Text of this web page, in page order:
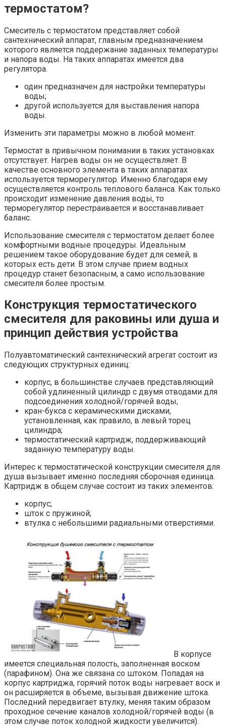
термостатом?
Смеситель с термостатом представляет собой
сантехнический аппарат, главным предназначением
которого является поддержание заданных температуры
и напора воды. На таких аппаратах имеется два
регулятора.
один предназначен для настройки температуры
воды;
другой используется для выставления напора
воды.
Изменить эти параметры можно в любой момент.
Термостат в привычном понимании в таких установках
отсутствует. Нагрев воды он не осуществляет. В
качестве основного элемента в таких аппаратах
используется терморегулятор. Именно благодаря ему
осуществляется контроль теплового баланса. Как только
происходит изменение давления воды, то
терморегулятор перестраивается и восстанавливает
баланс.
Использование смесителя с термостатом делает более
комфортными водные процедуры. Идеальным
решением такое оборудование будет для семей, в
которых есть дети. В этом случае прием водных
процедур станет безопасным, а само использование
смесителя более простым.
Конструкция термостатического
смесителя для раковины или душа и
принцип действия устройства
Полуавтоматический сантехнический агрегат состоит из
следующих структурных единиц:
корпус, в большинстве случаев представляющий
собой удлиненный цилиндр с двумя отводами для
подсоединения холодной/горячей воды;
кран-букса с керамическими дисками,
установленная, как правило, в левый торец
цилиндра;
термостатический картридж, поддерживающий
заданную температуру воды.
Интерес к термостатической конструкции смесителя для
душа вызывает именно последняя сборочная единица.
Картридж в общем случае состоит из таких элементов:
корпус;
шток с пружиной;
втулка с небольшими радиальными отверстиями.
В корпусе
имеется специальная полость, заполненная воском
(парафином). Она же связана со штоком. Попадая на
корпус картриджа, горячий поток воды нагревает воск и
он расширяется в объеме, вызывая движение штока.
Последний передвигает втулку, меняя таким образом
проходное сечение каналов холодной/горячей воды (в
этом случае поток холодной жидкости увеличится).